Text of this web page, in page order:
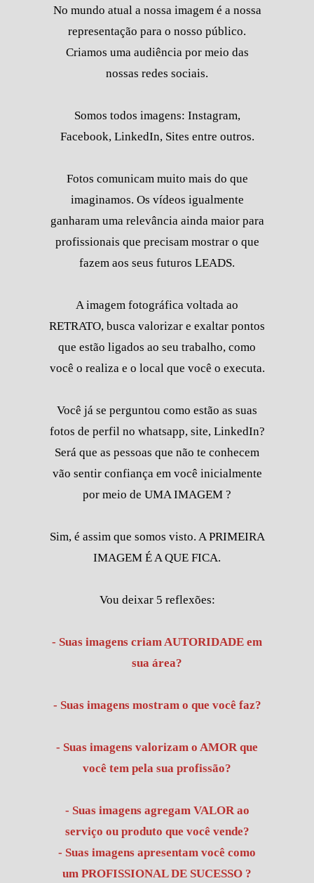
No mundo atual a nossa imagem é a nossa
representação para o nosso público.
Criamos uma audiência por meio das
nossas redes sociais.
Somos todos imagens: Instagram,
Facebook, LinkedIn, Sites entre outros.
Fotos comunicam muito mais do que
imaginamos. Os vídeos igualmente
ganharam uma relevância ainda maior para
profissionais que precisam mostrar o que
fazem aos seus futuros LEADS.
A imagem fotográfica voltada ao
RETRATO, busca valorizar e exaltar pontos
que estão ligados ao seu trabalho, como
você o realiza e o local que você o executa.
Você já se perguntou como estão as suas
fotos de perfil no whatsapp, site, LinkedIn?
Será que as pessoas que não te conhecem
vão sentir confiança em você inicialmente
por meio de UMA IMAGEM ?
Sim, é assim que somos visto. A PRIMEIRA
IMAGEM É A QUE FICA.
Vou deixar 5 reflexões:
- Suas imagens criam AUTORIDADE em
sua área?
- Suas imagens mostram o que você faz?
- Suas imagens valorizam o AMOR que
você tem pela sua profissão?
- Suas imagens agregam VALOR ao
serviço ou produto que você vende?
- Suas imagens apresentam você como
um PROFISSIONAL DE SUCESSO ?